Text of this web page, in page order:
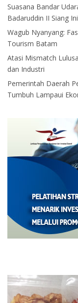
Suasana Bandar
Badaruddin II Siang Ini
Wagub Nyanyang:
Tourism Batam
Atasi Mismatch
dan Industri
Pemerintah Daerah
Tumbuh Lampaui